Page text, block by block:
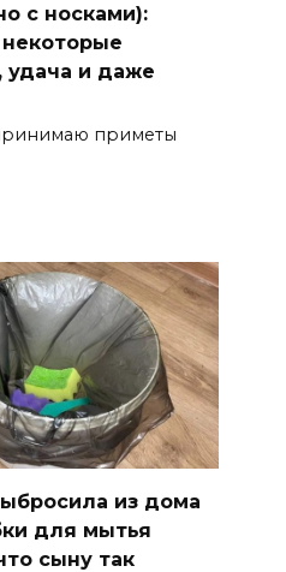
с носками):
удача и даже
приметы
из дома
для мытья
сыну так